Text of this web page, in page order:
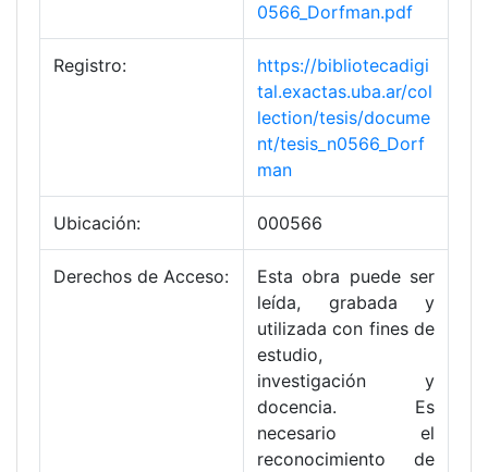
0566_Dorfman.pdf
Registro:
https://bibliotecadigi
tal.exactas.uba.ar/col
lection/tesis/docume
nt/tesis_n0566_Dorf
man
Ubicación: 000566
Derechos de Acceso:
Esta obra puede ser
leída, grabada y
utilizada con fines de
estudio,
investigación y
docencia. Es
necesario el
reconocimiento de